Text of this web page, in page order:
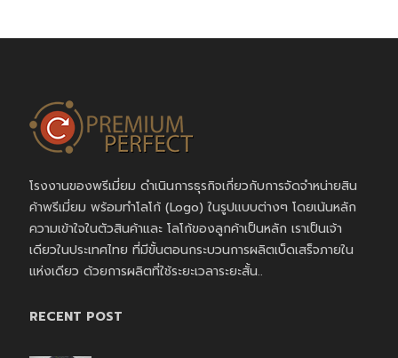
โรงงานของพรีเมี่ยม ดำเนินการธุรกิจเกี่ยวกับการจัดจำหน่ายสิน
ค้าพรีเมี่ยม พร้อมทำโลโก้ (Logo) ในรูปแบบต่างๆ โดยเน้นหลัก
ความเข้าใจในตัวสินค้าและ โลโก้ของลูกค้าเป็นหลัก เราเป็นเจ้า
เดียวในประเทศไทย ที่มีขั้นตอนกระบวนการผลิตเบ็ดเสร็จภายใน
แห่งเดียว ด้วยการผลิตที่ใช้ระยะเวลาระยะสั้น..
RECENT POST